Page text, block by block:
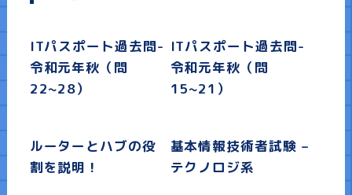
ITパスポート過去問-
令和元年秋（問
22~28）
ITパスポート過去問-
令和元年秋（問
15~21）
ルーターとハブの役
割を説明！
基本情報技術者試験 –
テクノロジ系